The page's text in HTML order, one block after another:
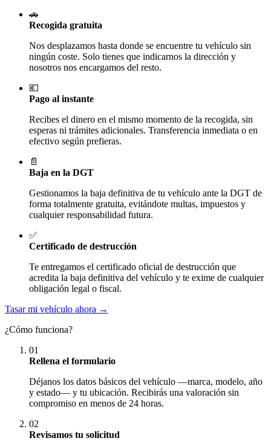
🚗
Recogida gratuita
Nos desplazamos hasta donde se encuentre tu vehículo sin
ningún coste. Solo tienes que indicarnos la dirección y
nosotros nos encargamos del resto.
💶
Pago al instante
Recibes el dinero en el mismo momento de la recogida, sin
esperas ni trámites adicionales. Transferencia inmediata o en
efectivo según prefieras.
📄
Baja en la DGT
Gestionamos la baja definitiva de tu vehículo ante la DGT de
forma totalmente gratuita, evitándote multas, impuestos y
cualquier responsabilidad futura.
✅
Certificado de destrucción
Te entregamos el certificado oficial de destrucción que
acredita la baja definitiva del vehículo y te exime de cualquier
obligación legal o fiscal.
Tasar mi vehículo ahora →
¿Cómo funciona?
01
Rellena el formulario
Déjanos los datos básicos del vehículo —marca, modelo, año
y estado— y tu ubicación. Recibirás una valoración sin
compromiso en menos de 24 horas.
02
Revisamos tu solicitud